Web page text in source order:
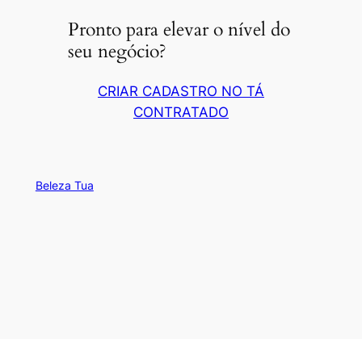
Pronto para elevar o nível do
seu negócio?
CRIAR CADASTRO NO TÁ
CONTRATADO
Beleza Tua